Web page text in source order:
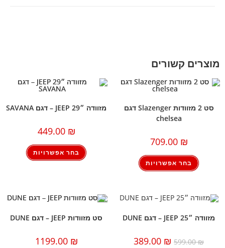
מוצרים קשורים
סט 2 מזוודות Slazenger דגם
chelsea
709.00 ₪
בחר אפשרויות
מזוודה ״29 JEEP – דגם SAVANA
449.00 ₪
בחר אפשרויות
מזוודה ״25 JEEP – דגם DUNE
599.00₪
389.00 ₪
סט מזוודות JEEP – דגם DUNE
1199.00 ₪